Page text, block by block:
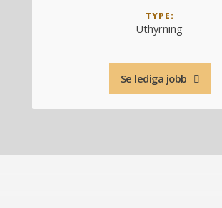
TYPE:
Uthyrning
Se lediga jobb